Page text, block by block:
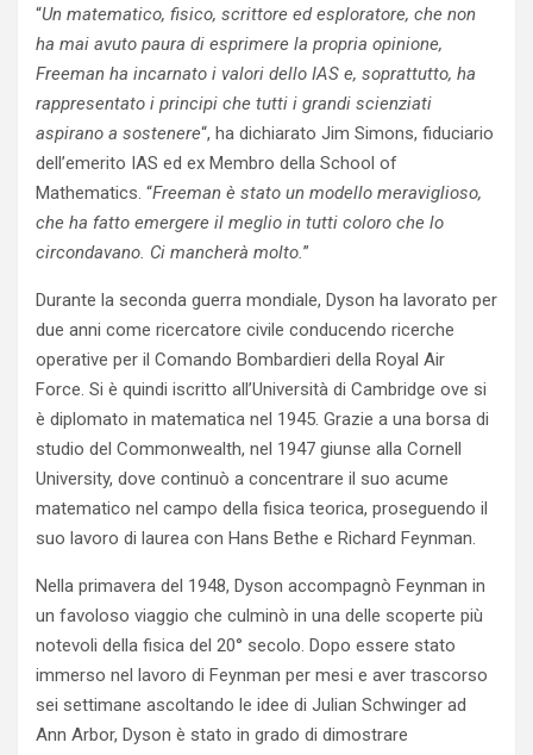
“Un matematico, fisico, scrittore ed esploratore, che non
ha mai avuto paura di esprimere la propria opinione,
Freeman ha incarnato i valori dello IAS e, soprattutto, ha
rappresentato i principi che tutti i grandi scienziati
aspirano a sostenere“, ha dichiarato Jim Simons, fiduciario
dell’emerito IAS ed ex Membro della School of
Mathematics. “Freeman è stato un modello meraviglioso,
che ha fatto emergere il meglio in tutti coloro che lo
circondavano. Ci mancherà molto.”
Durante la seconda guerra mondiale, Dyson ha lavorato per
due anni come ricercatore civile conducendo ricerche
operative per il Comando Bombardieri della Royal Air
Force. Si è quindi iscritto all’Università di Cambridge ove si
è diplomato in matematica nel 1945. Grazie a una borsa di
studio del Commonwealth, nel 1947 giunse alla Cornell
University, dove continuò a concentrare il suo acume
matematico nel campo della fisica teorica, proseguendo il
suo lavoro di laurea con Hans Bethe e Richard Feynman.
Nella primavera del 1948, Dyson accompagnò Feynman in
un favoloso viaggio che culminò in una delle scoperte più
notevoli della fisica del 20° secolo. Dopo essere stato
immerso nel lavoro di Feynman per mesi e aver trascorso
sei settimane ascoltando le idee di Julian Schwinger ad
Ann Arbor, Dyson è stato in grado di dimostrare